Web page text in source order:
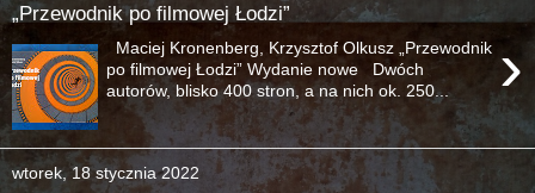
„Przewodnik po filmowej Łodzi”
›
Maciej Kronenberg, Krzysztof Olkusz „Przewodnik
po filmowej Łodzi” Wydanie nowe Dwóch
autorów, blisko 400 stron, a na nich ok. 250...
wtorek, 18 stycznia 2022